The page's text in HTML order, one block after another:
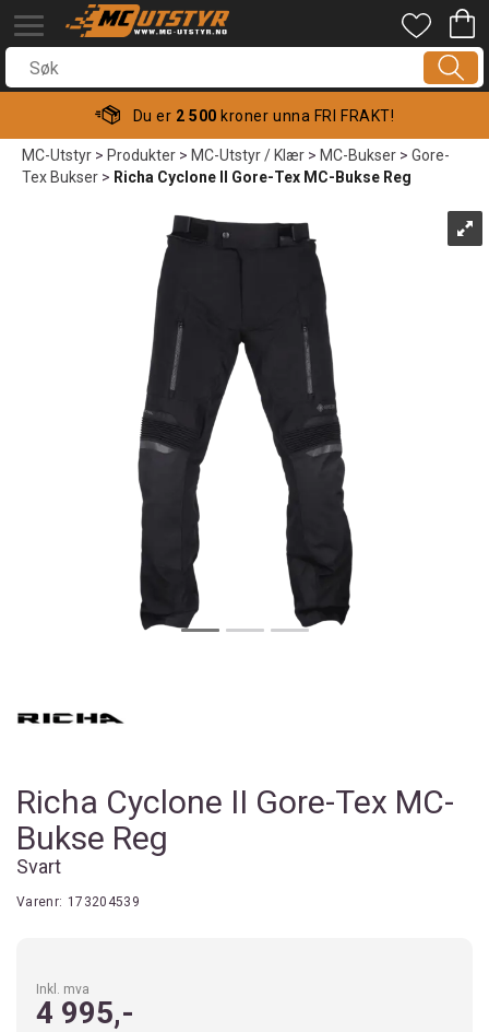
Du er 2 500 kroner unna FRI FRAKT!
MC-Utstyr>Produkter>MC-Utstyr / Klær>MC-Bukser>Gore-
Tex Bukser> Richa Cyclone II Gore-Tex MC-Bukse Reg
Richa Cyclone II Gore-Tex MC-
Bukse Reg
Svart
Varenr: 173204539
Inkl. mva
4 995,-